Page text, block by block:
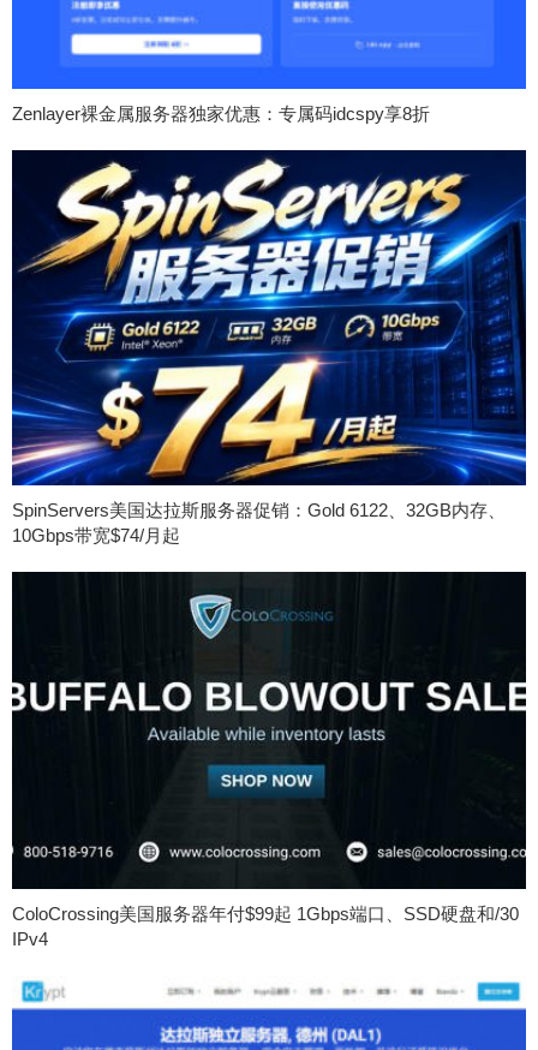
Zenlayer裸金属服务器独家优惠：专属码idcspy享8折
SpinServers美国达拉斯服务器促销：Gold 6122、32GB内存、
10Gbps带宽$74/月起
ColoCrossing美国服务器年付$99起 1Gbps端口、SSD硬盘和/30
IPv4